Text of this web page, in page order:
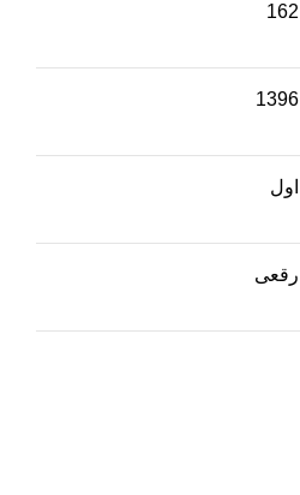
162
1396
اول
رقعی